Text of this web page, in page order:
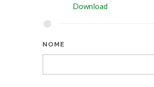
Download
NOME